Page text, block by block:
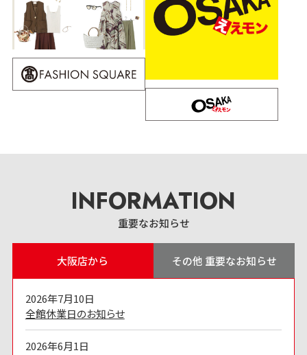
INFORMATION
重要なお知らせ
大阪店から その他 重要なお知らせ
2026年7月10日
全館休業日のお知らせ
2026年6月1日